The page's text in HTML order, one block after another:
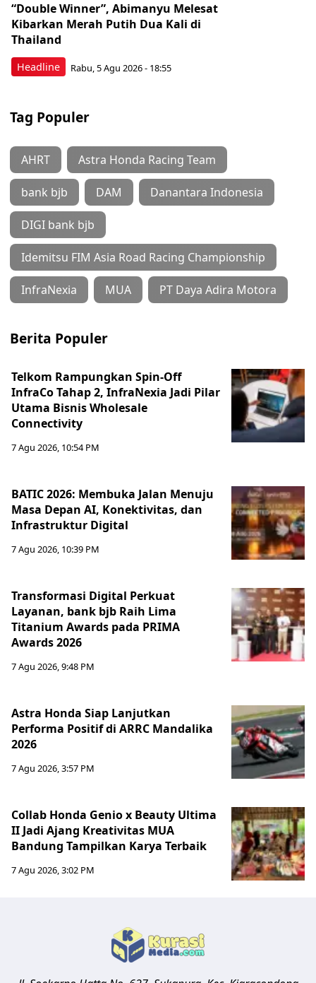
Headline
“Double Winner”, Abimanyu Melesat
Kibarkan Merah Putih Dua Kali di
Thailand
Rabu, 5 Agu 2026 - 18:55
Tag Populer
AHRT Astra Honda Racing Team
bank bjb DAM Danantara Indonesia
DIGI bank bjb
Idemitsu FIM Asia Road Racing Championship
InfraNexia MUA PT Daya Adira Motora
Berita Populer
Telkom Rampungkan Spin-Off
InfraCo Tahap 2, InfraNexia Jadi Pilar
Utama Bisnis Wholesale
Connectivity
7 Agu 2026, 10:54 PM
BATIC 2026: Membuka Jalan Menuju
Masa Depan AI, Konektivitas, dan
Infrastruktur Digital
7 Agu 2026, 10:39 PM
Transformasi Digital Perkuat
Layanan, bank bjb Raih Lima
Titanium Awards pada PRIMA
Awards 2026
7 Agu 2026, 9:48 PM
Astra Honda Siap Lanjutkan
Performa Positif di ARRC Mandalika
2026
7 Agu 2026, 3:57 PM
Collab Honda Genio x Beauty Ultima
II Jadi Ajang Kreativitas MUA
Bandung Tampilkan Karya Terbaik
7 Agu 2026, 3:02 PM